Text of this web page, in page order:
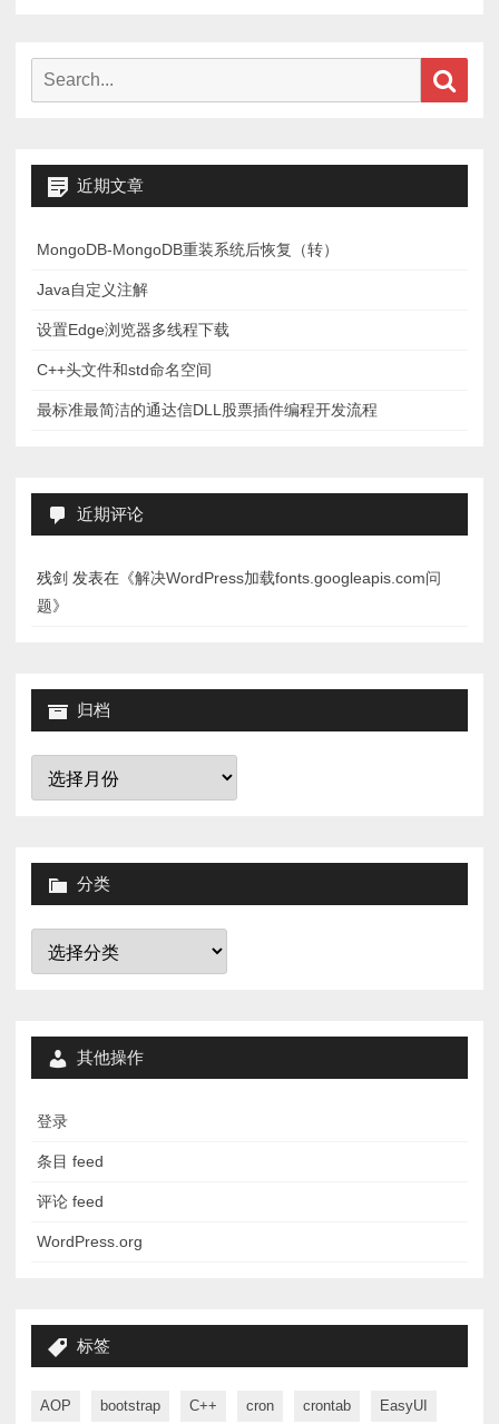
Search
近期文章
MongoDB-MongoDB重装系统后恢复（转）
Java自定义注解
设置Edge浏览器多线程下载
C++头文件和std命名空间
最标准最简洁的通达信DLL股票插件编程开发流程
近期评论
残剑 发表在《解决WordPress加载fonts.googleapis.com问
题》
归档
归
分类
分
其他操作
登录
条目 feed
评论 feed
WordPress.org
标签
AOP bootstrap C++ cron crontab EasyUI